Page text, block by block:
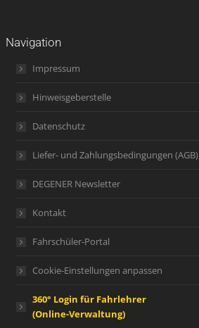
Navigation
Impressum
Hinweisgeberstelle
Datenschutz
Liefer- und Zahlungsbedingungen (AGB)
DEGENER Newsletter
Kontakt
Fahrschüler-Portal
Cookie-Einstellungen anpassen
360° Login für Fahrlehrer
(Online-Verwaltung)